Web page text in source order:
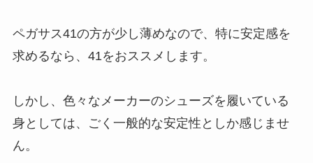
ペガサス41の方が少し薄めなので、特に安定感を
求めるなら、41をおススメします。
しかし、色々なメーカーのシューズを履いている
身としては、ごく一般的な安定性としか感じませ
ん。